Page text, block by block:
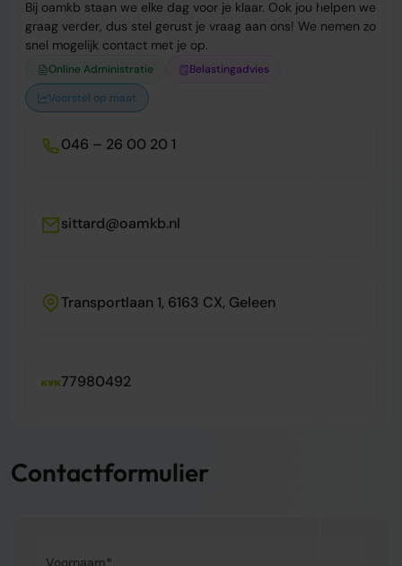
Bij oamkb staan we elke dag voor je klaar. Ook jou helpen we
graag verder, dus stel gerust je vraag aan ons! We nemen zo
snel mogelijk contact met je op.
Online Administratie
Belastingadvies
Voorstel op maat
046 – 26 00 20 1
sittard@oamkb.nl
Transportlaan 1, 6163 CX, Geleen
77980492
Contactformulier